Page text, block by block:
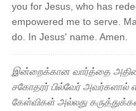
you for Jesus, who has
empowered me to serve.
do. In Jesus' name. Amen.
இன்றைக்கான வார்த்தை அதின்
சகோதரர் பில்வேர் அவர்களால்
கேள்விகள் அல்லது